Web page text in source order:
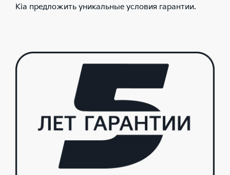
Kia предложить уникальные условия гарантии.